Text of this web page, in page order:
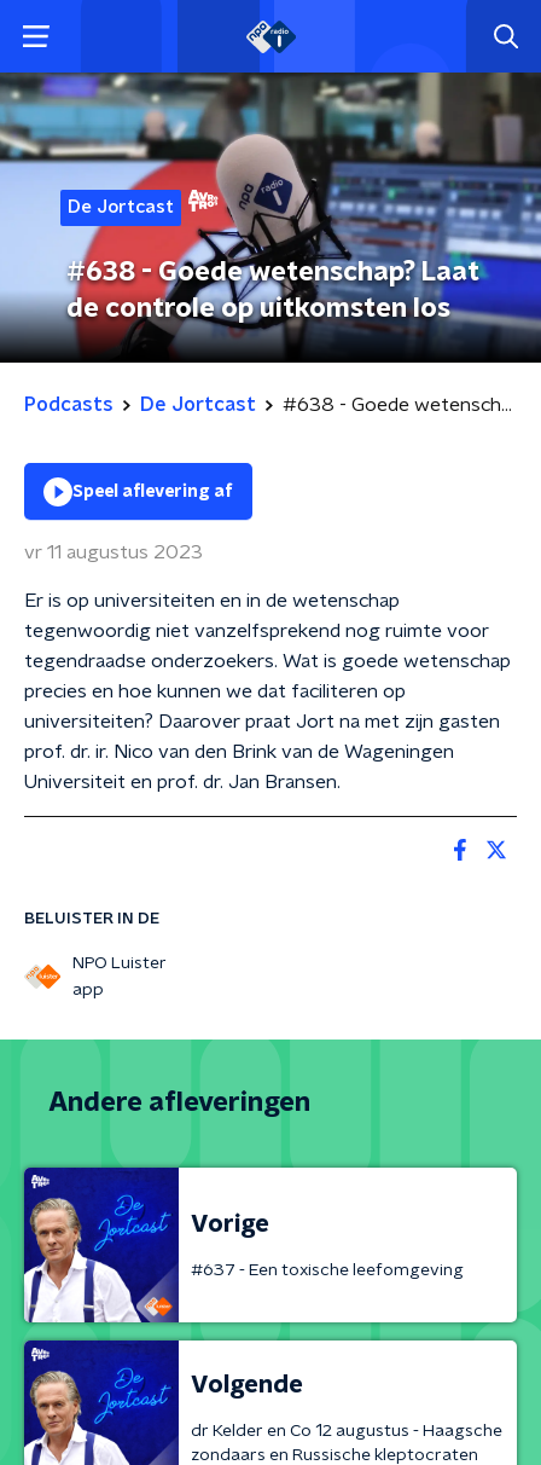
De Jortcast
#638 - Goede wetenschap? Laat
de controle op uitkomsten los
Podcasts De Jortcast #638 - Goede wetenschap? Laat de controle op uitkomsten los
BELUISTER IN DE
NPO Luister
app
Speel aflevering af
vr 11 augustus 2023
Er is op universiteiten en in de wetenschap
tegenwoordig niet vanzelfsprekend nog ruimte voor
tegendraadse onderzoekers. Wat is goede wetenschap
precies en hoe kunnen we dat faciliteren op
universiteiten? Daarover praat Jort na met zijn gasten
prof. dr. ir. Nico van den Brink van de Wageningen
Universiteit en prof. dr. Jan Bransen.
Andere afleveringen
Vorige
#637 - Een toxische leefomgeving
Volgende
dr Kelder en Co 12 augustus - Haagsche
zondaars en Russische kleptocraten